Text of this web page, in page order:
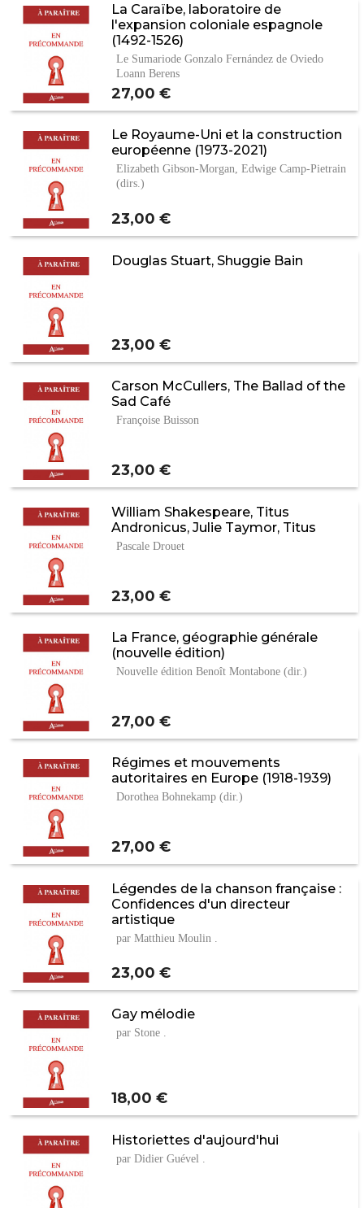
La Caraïbe, laboratoire de
l'expansion coloniale espagnole
(1492-1526)
Le Sumariode Gonzalo Fernández de Oviedo
Loann Berens
Prix
27,00 €
Le Royaume-Uni et la construction
européenne (1973-2021)
Elizabeth Gibson-Morgan, Edwige Camp-Pietrain
(dirs.)
Prix
23,00 €
Douglas Stuart, Shuggie Bain
Prix
23,00 €
Carson McCullers, The Ballad of the
Sad Café
Françoise Buisson
Prix
23,00 €
William Shakespeare, Titus
Andronicus, Julie Taymor, Titus
Pascale Drouet
Prix
23,00 €
La France, géographie générale
(nouvelle édition)
Nouvelle édition Benoît Montabone (dir.)
Prix
27,00 €
Régimes et mouvements
autoritaires en Europe (1918-1939)
Dorothea Bohnekamp (dir.)
Prix
27,00 €
Légendes de la chanson française :
Confidences d'un directeur
artistique
par Matthieu Moulin .
Prix
23,00 €
Gay mélodie
par Stone .
Prix
18,00 €
Historiettes d'aujourd'hui
par Didier Guével .